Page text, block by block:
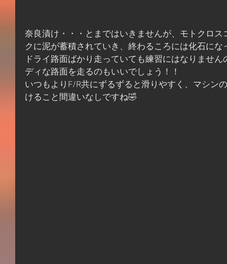
奈良漬け・・・とまではいきませんが、モトクロ
クに泥が蓄積されていき、終わるころには化石にな
ドライ路面ばかり走っていても練習にはなりませ
ディな路面を走るのもいいでしょう！！
いつもよりF/R共にずるずると滑りやすく、マシン
けること間違いなしですね🤣